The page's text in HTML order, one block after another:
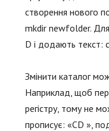
створення нового
mkdir newfolder.
D і додають
Змінити каталог
Наприклад, щоб
регістру, тому не
прописує: «CD »,